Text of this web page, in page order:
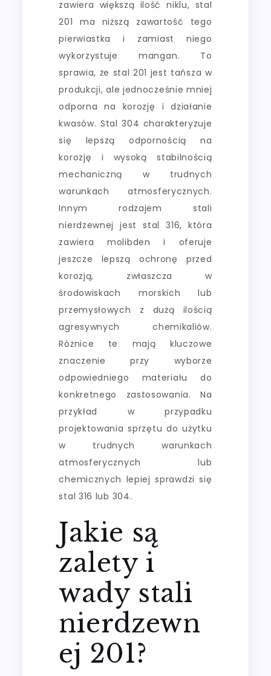
zawiera większą ilość niklu, stal
201 ma niższą zawartość tego
pierwiastka i zamiast niego
wykorzystuje mangan. To
sprawia, że stal 201 jest tańsza w
produkcji, ale jednocześnie mniej
odporna na korozję i działanie
kwasów. Stal 304 charakteryzuje
się lepszą odpornością na
korozję i wysoką stabilnością
mechaniczną w trudnych
warunkach atmosferycznych.
Innym rodzajem stali
nierdzewnej jest stal 316, która
zawiera molibden i oferuje
jeszcze lepszą ochronę przed
korozją, zwłaszcza w
środowiskach morskich lub
przemysłowych z dużą ilością
agresywnych chemikaliów.
Różnice te mają kluczowe
znaczenie przy wyborze
odpowiedniego materiału do
konkretnego zastosowania. Na
przykład w przypadku
projektowania sprzętu do użytku
w trudnych warunkach
atmosferycznych lub
chemicznych lepiej sprawdzi się
stal 316 lub 304.
Jakie są
zalety i
wady stali
nierdzewn
ej 201?